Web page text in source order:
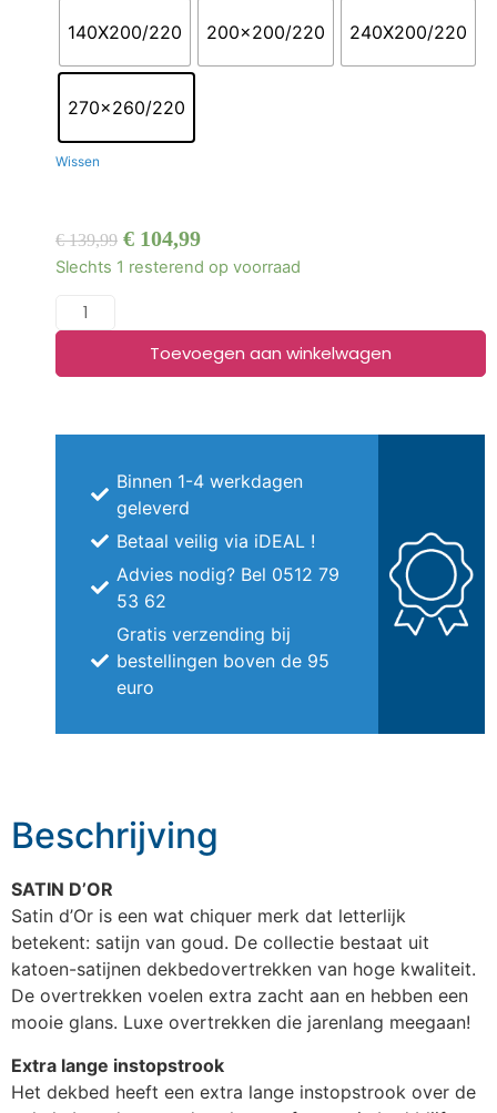
140X200/220 200x200/220 240X200/220
270x260/220
Wissen
€139,99 € 104,99
Slechts 1 resterend op voorraad
Toevoegen aan winkelwagen
Binnen 1-4 werkdagen
geleverd
Betaal veilig via iDEAL !
Advies nodig? Bel 0512 79
53 62
Gratis verzending bij
bestellingen boven de 95
euro
Beschrijving
SATIN D’OR
Satin d’Or is een wat chiquer merk dat letterlijk
betekent: satijn van goud. De collectie bestaat uit
katoen-satijnen dekbedovertrekken van hoge kwaliteit.
De overtrekken voelen extra zacht aan en hebben een
mooie glans. Luxe overtrekken die jarenlang meegaan!
Extra lange instopstrook
Het dekbed heeft een extra lange instopstrook over de